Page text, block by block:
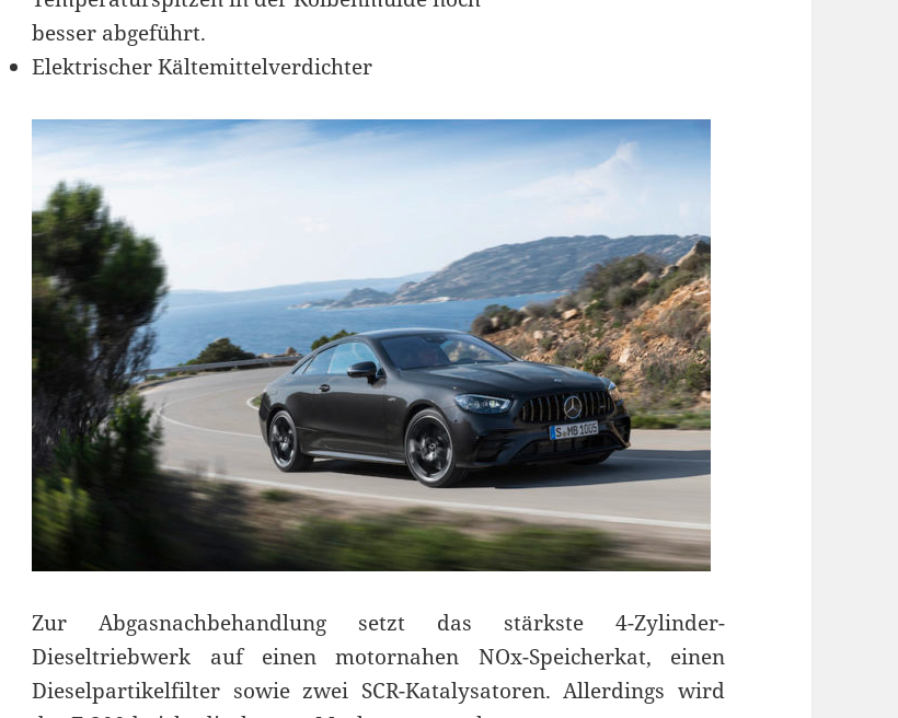
besser abgeführt.
Elektrischer Kältemittelverdichter
Zur Abgasnachbehandlung setzt das stärkste 4-Zylinder-
Dieseltriebwerk auf einen motornahen NOx-Speicherkat, einen
Dieselpartikelfilter sowie zwei SCR-Katalysatoren. Allerdings wird